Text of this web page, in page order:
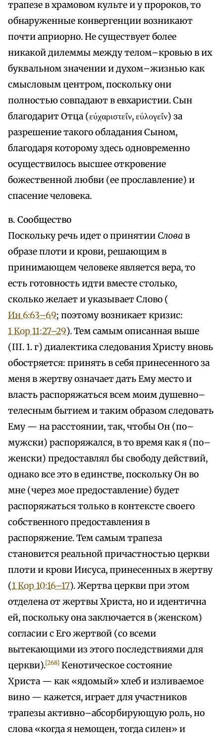
трапезе в храмовом культе и у пророков, то
обнаруженные конвергенции возникают
почти априорно. Не существует более
никакой дилеммы между телом–кровью в их
буквальном значении и духом–жизнью как
смысловым центром, поскольку они
полностью совпадают в евхаристии. Сын
благодарит Отца (εύχαριστεΐν, εύλογεΐν) за
разрешение такого обладания Сыном,
благодаря которому здесь одновременно
осуществилось высшее откровение
божественной любви (ее прославление) и
спасение человека.
в. Сообщество
Поскольку речь идет о принятии Словав
образе плоти и крови, решающим в
принимающем человеке является вера, то
есть готовность идти вместе столько,
сколько желает и указывает Слово (
Ин 6:63–69; поэтому возникает кризис:
1 Кор 11:27–29). Тем самым описанная выше
(III. 1. г) диалектика следования Христу вновь
обостряется: принять в себя принесенного за
меня в жертву означает дать Ему место и
власть распоряжаться всем моим душевно–
телесным бытием и таким образом следовать
Ему — на расстоянии, так, чтобы Он (по–
мужски) распоряжался, в то время как я (по–
женски) предоставлял бы свободу действий,
однако все это в единстве, поскольку Он во
мне (через мое предоставление) будет
распоряжаться только в контексте своего
собственного предоставления в
распоряжение. Тем самым трапеза
становится реальной причастностью церкви
плоти и крови Иисуса, принесенных в жертву
(1 Кор 10:16–17). Жертва церкви при этом
отделена от жертвы Христа, но и идентична
ей, поскольку она заключается в (женском)
согласии с Его жертвой (со всеми
вытекающими из этого последствиями для
церкви).[268] Кенотическое состояние
Христа — как «ядомый» хлеб и изливаемое
вино — кажется, играет для участников
трапезы активно–абсорбирующую роль, но
слова «когда я немощен, тогда силен» и